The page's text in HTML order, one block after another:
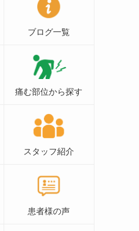
ブログ一覧
痛む部位から探す
スタッフ紹介
患者様の声